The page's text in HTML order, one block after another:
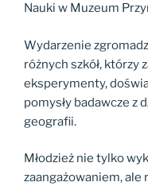
Nauki w Muzeum
Wydarzenie
różnych szkół, którzy
eksperymenty,
pomysły badawcze z
geografii.
Młodzież nie tylko
zaangażowaniem,